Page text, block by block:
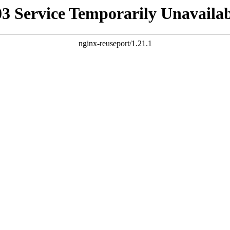
Service Temporarily
nginx-reuseport/1.21.1